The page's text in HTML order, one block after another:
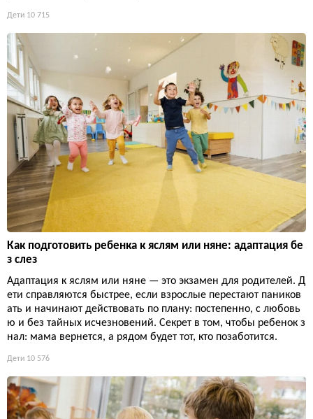
Дети 10 715
Как подготовить ребенка к яслям или няне: адаптация бе
з слез
Адаптация к яслям или няне — это экзамен для родителей. Д
ети справляются быстрее, если взрослые перестают паников
ать и начинают действовать по плану: постепенно, с любовь
ю и без тайных исчезновений. Секрет в том, чтобы ребенок з
нал: мама вернется, а рядом будет тот, кто позаботится.
Дети 10 576